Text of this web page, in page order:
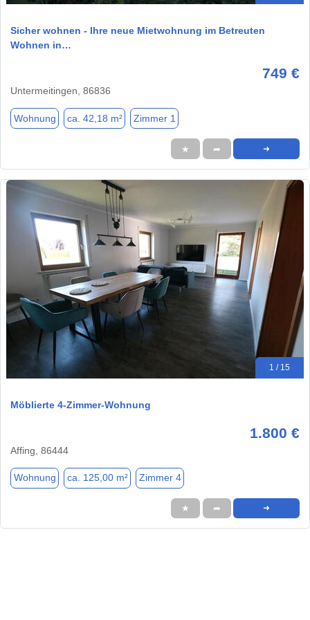
Sicher wohnen - Ihre neue Mietwohnung im Betreuten
Wohnen in…
749 €
Untermeitingen, 86836
Wohnung ca. 42,18 m² Zimmer 1
★ ➦ ➜
1 / 15
Möblierte 4-Zimmer-Wohnung
1.800 €
Affing, 86444
Wohnung ca. 125,00 m² Zimmer 4
★ ➦ ➜